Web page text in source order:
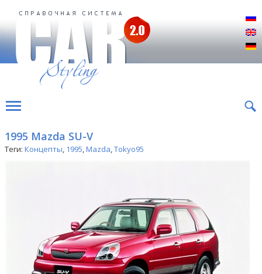
1995 Mazda SU-V
Теги: Концепты, 1995,Mazda,Tokyo95